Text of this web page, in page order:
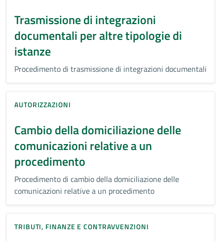
Trasmissione di integrazioni
documentali per altre tipologie di
istanze
Procedimento di trasmissione di integrazioni documentali
AUTORIZZAZIONI
Cambio della domiciliazione delle
comunicazioni relative a un
procedimento
Procedimento di cambio della domiciliazione delle
comunicazioni relative a un procedimento
TRIBUTI, FINANZE E CONTRAVVENZIONI